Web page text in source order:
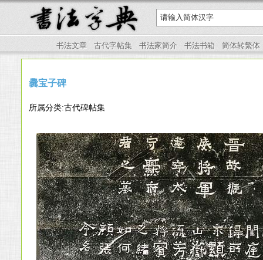
书法文章 古代字帖集 书法家简介 书法书箱 简体转繁体
爨宝子碑
所属分类:古代碑帖集